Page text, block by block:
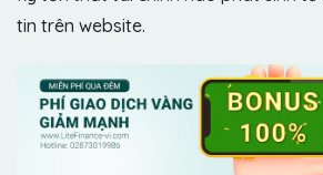
tin trên website.